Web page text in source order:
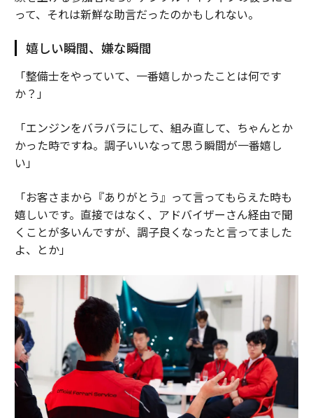
って、それは新鮮な助言だったのかもしれない。
嬉しい瞬間、嫌な瞬間
「整備士をやっていて、一番嬉しかったことは何です
か？」
「エンジンをバラバラにして、組み直して、ちゃんとか
かった時ですね。調子いいなって思う瞬間が一番嬉し
い」
「お客さまから『ありがとう』って言ってもらえた時も
嬉しいです。直接ではなく、アドバイザーさん経由で聞
くことが多いんですが、調子良くなったと言ってました
よ、とか」